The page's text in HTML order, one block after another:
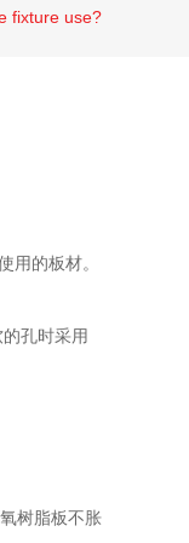
fixture use?
用的板材。
孔时采用
树脂板不胀